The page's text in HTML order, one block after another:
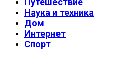
Путешествие
Наука и техника
Дом
Интернет
Спорт